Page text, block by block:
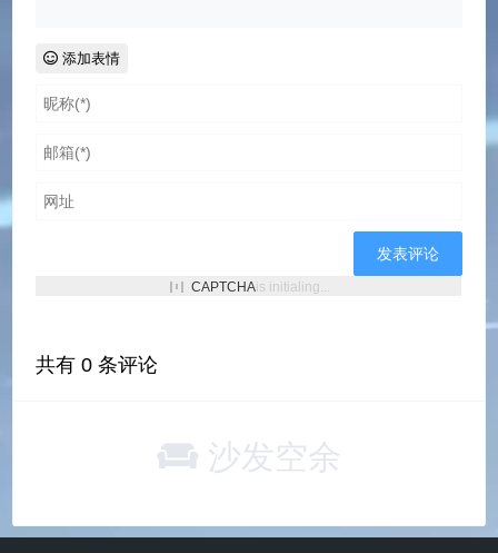
添加表情
CAPTCHAis initialing...
共有0 条评论
沙发空余